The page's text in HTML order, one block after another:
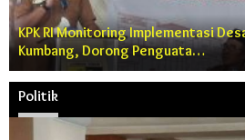
KPK RI Monitoring Implementasi
Kumbang, Dorong Penguata…
Politik